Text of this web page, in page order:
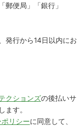
郵便局」「銀行」
発行から14日以内にお
クションズの後払いサ
ます。
リシーに同意して、